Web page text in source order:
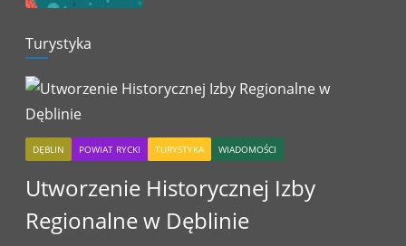
Turystyka
DĘBLIN POWIAT RYCKI TURYSTYKA WIADOMOŚCI
Utworzenie Historycznej Izby
Regionalne w Dęblinie